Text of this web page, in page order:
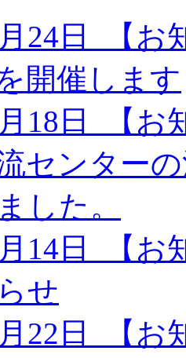
24日
【
開催します
18日
【
センター
した。
14日
【
せ
22日
【